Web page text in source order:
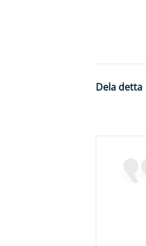
Dela detta